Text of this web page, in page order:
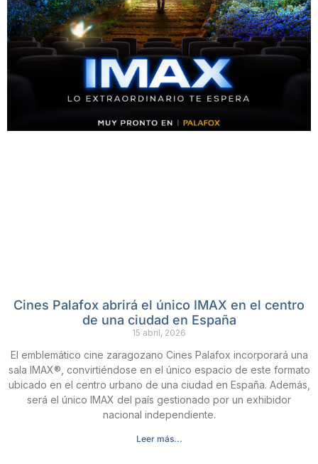
Cines Palafox abrirá el único IMAX en el centro
de una ciudad en España
15 abril, 2026
El emblemático cine zaragozano Cines Palafox incorporará una
sala IMAX®, convirtiéndose en el único espacio de este formato
ubicado en el centro urbano de una ciudad en España. Además,
será el único IMAX del país gestionado por un exhibidor
nacional independiente.
Leer más...